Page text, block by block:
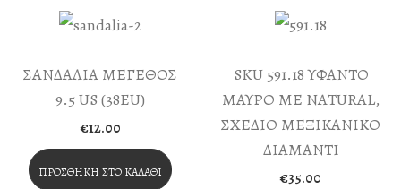
ΣΑΝΔΑΛΙΑ ΜΕΓΕΘΟΣ
9.5 US (38EU)
€12.00
ΠΡΟΣΘΉΚΗ ΣΤΟ ΚΑΛΆΘΙ
SKU 591.18 ΥΦΑΝΤΟ
ΜΑΥΡΟ ΜΕ NATURAL,
ΣΧΕΔΙΟ ΜΕΞΙΚΑΝΙΚΟ
ΔΙΑΜΑΝΤΙ
€35.00